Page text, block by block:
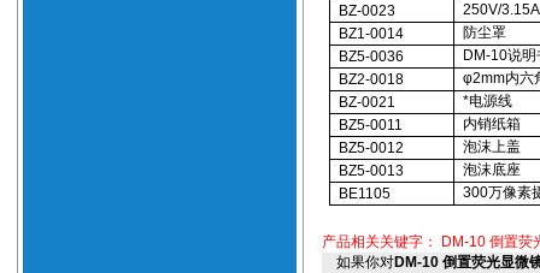
BZ-0023
250V/
BZ1-0014
防尘罩
BZ5-0036
DM-10说明
BZ2-0018
φ2mm内六
BZ-0021
*电源线
BZ5-0011
内销纸箱
BZ5-0012
泡沫上盖
BZ5-0013
泡沫底座
BE1105
300万像素
产品相关关键字：
DM-10 倒置荧
如果你对DM-10 倒置荧光显微